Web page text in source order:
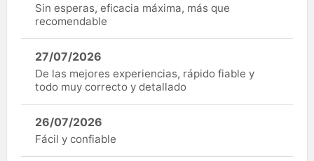
Sin esperas, eficacia máxima, más que
recomendable
27/07/2026
De las mejores experiencias, rápido fiable y
todo muy correcto y detallado
26/07/2026
Fácil y confiable